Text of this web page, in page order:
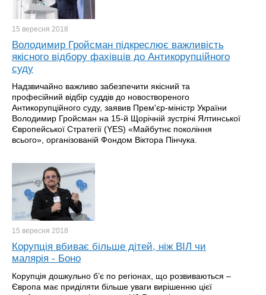
15 вересня 2018
Володимир Гройсман підкреслює важливість
якісного відбору фахівців до Антикорупційного
суду
Надзвичайно важливо забезпечити якісний та
професійний відбір суддів до новоствореного
Антикорупційного суду, заявив Прем'єр-міністр України
Володимир Гройсман на 15-й Щорічній зустрічі Ялтинської
Європейської Стратегії (YES) «Майбутнє покоління
всього», організованій Фондом Віктора Пінчука.
15 вересня 2018
Корупція вбиває більше дітей, ніж ВІЛ чи
малярія - Боно
Корупція дошкульно б’є по регіонах, що розвиваються –
Європа має приділяти більше уваги вирішенню цієї